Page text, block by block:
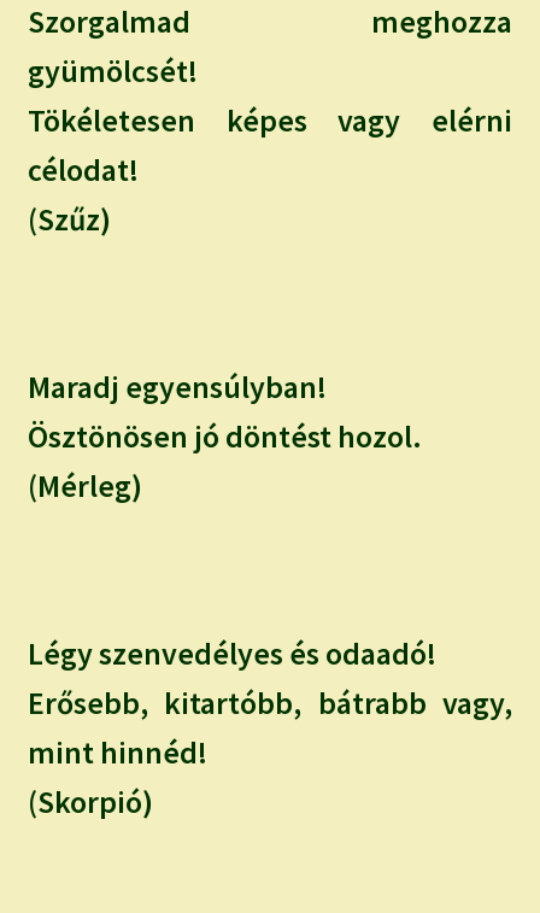
Szorgalmad meghozza
gyümölcsét!
Tökéletesen képes vagy elérni
célodat!
(Szűz)
Maradj egyensúlyban!
Ösztönösen jó döntést hozol.
(Mérleg)
Légy szenvedélyes és odaadó!
Erősebb, kitartóbb, bátrabb vagy,
mint hinnéd!
(Skorpió)